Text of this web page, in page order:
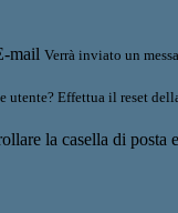
mail Verrà inviato un
utente? Effettua il reset
la casella di posta